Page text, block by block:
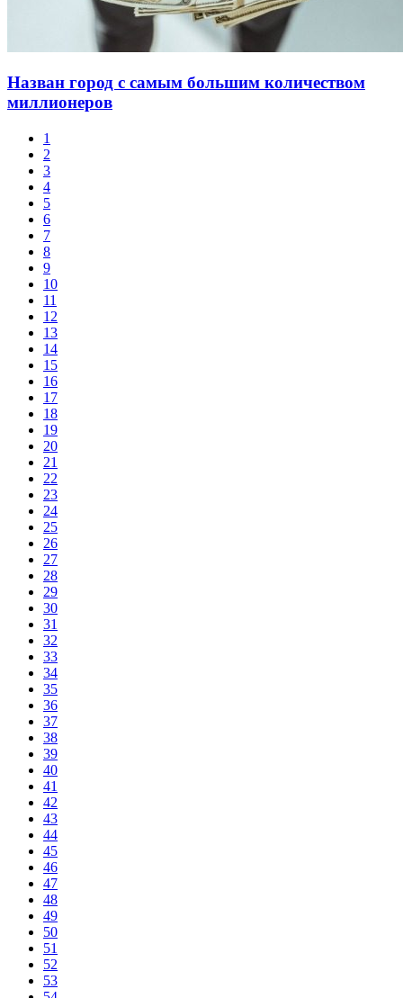
Назван город с самым большим количеством
миллионеров
1
2
3
4
5
6
7
8
9
10
11
12
13
14
15
16
17
18
19
20
21
22
23
24
25
26
27
28
29
30
31
32
33
34
35
36
37
38
39
40
41
42
43
44
45
46
47
48
49
50
51
52
53